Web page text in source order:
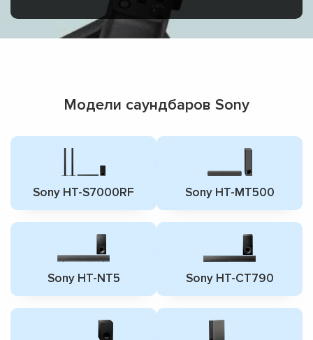
Модели саундбаров Sony
Sony HT-S7000RF Sony HT-MT500
Sony HT-NT5 Sony HT-CT790